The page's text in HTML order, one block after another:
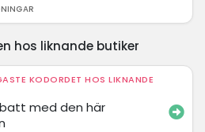
hos liknande butiker
KODORDET HOS LIKNANDE
med den här